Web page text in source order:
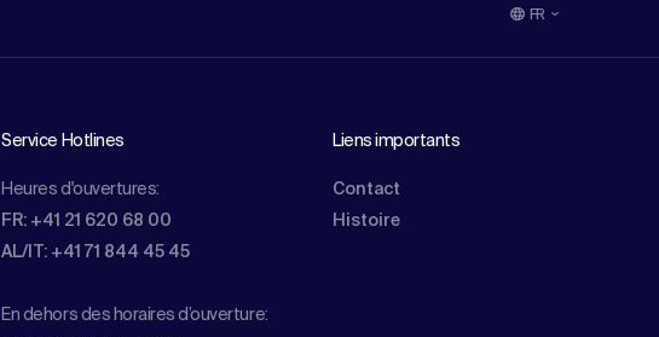
FR
Service Hotlines
Heures d'ouvertures:
FR: +41 21 620 68 00
AL/IT: +41 71 844 45 45
En dehors des horaires d’ouverture:
Liens importants
Contact
Histoire